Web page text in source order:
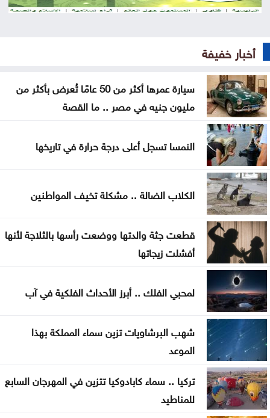
العدو الخفي للمسافرين .. لماذا يرهقك اختلاف التوقيت
الراحة
هل تأكل البطيخ مع الخبز؟ خبراء يوضحون ما قد يحدث
لجسمك
عطالله: الوصاية الهاشمية صمام أمان للمقدسات في
القدس
أعيان: مواقف الملك تعكس التزامًا أردنيًا راسخًا بالدفاع
عن القدس ومقدساتها
إيران: مفاوضات مضيق هرمز مع عُمان في مراحلها
النهائية
الرئيس الإيراني: صعوبة التواصل مع المرشد مجتبى
خامنئي
لجنة "4+4" الليبية تتوصل لاتفاق بشأن تعيين رئيس
مفوضية الانتخابات
أخبار خفيفة
سيارة عمرها أكثر من 50 عامًا تُعرض بأكثر من
مليون جنيه في مصر .. ما القصة
النمسا تسجل أعلى درجة حرارة في تاريخها
الكلاب الضالة .. مشكلة تخيف المواطنين
قطعت جثة والدتها ووضعت رأسها بالثلاجة لأنها
أفشلت زيجاتها
لمحبي الفلك .. أبرز الأحداث الفلكية في آب
شهب البرشاويات تزين سماء المملكة بهذا
الموعد
تركيا .. سماء كابادوكيا تتزين في المهرجان السابع
للمناطيد